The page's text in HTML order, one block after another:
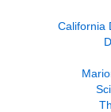
California